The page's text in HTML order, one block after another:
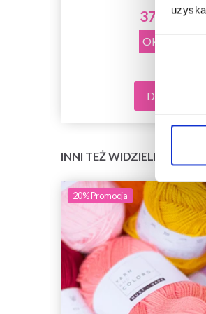
Wybór
370,00 zł
Okazja
Dodaj do
INNI TEŻ WIDZIELI
20%Promocja